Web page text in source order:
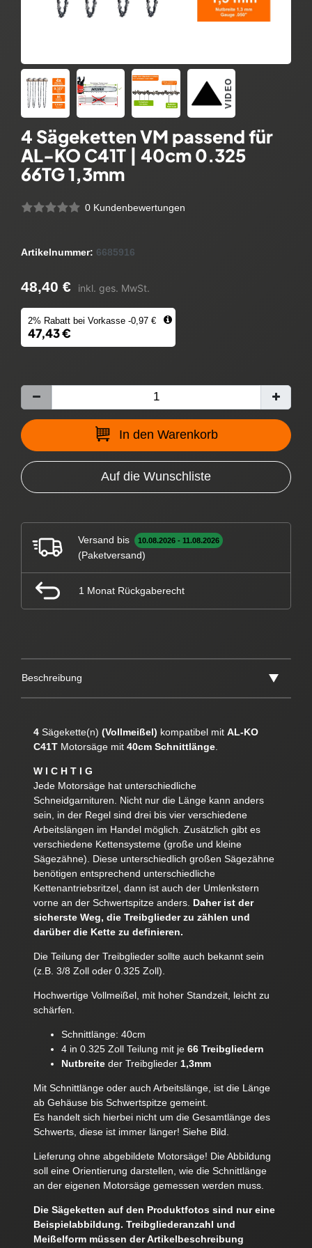
VIDEO
4 Sägeketten VM passend für
AL-KO C41T | 40cm 0.325
66TG 1,3mm
0 Kundenbewertungen
Artikelnummer: 6685916
48,40 € inkl. ges. MwSt.
2% Rabatt bei Vorkasse -0,97 €
47,43 €
In den Warenkorb
Auf die Wunschliste
Versand bis 10.08.2026 - 11.08.2026
(Paketversand)
1 Monat Rückgaberecht
Beschreibung
4Sägekette(n) (Vollmeißel) kompatibel mit AL-KO
C41TMotorsäge mit 40cm Schnittlänge.
W I C H T I G
Jede Motorsäge hat unterschiedliche
Schneidgarnituren. Nicht nur die Länge kann anders
sein, in der Regel sind drei bis vier verschiedene
Arbeitslängen im Handel möglich. Zusätzlich gibt es
verschiedene Kettensysteme (große und kleine
Sägezähne). Diese unterschiedlich großen Sägezähne
benötigen entsprechend unterschiedliche
Kettenantriebsritzel, dann ist auch der Umlenkstern
vorne an der Schwertspitze anders. Daher ist der
sicherste Weg, die Treibglieder zu zählen und
darüber die Kette zu definieren.
Die Teilung der Treibglieder sollte auch bekannt sein
(z.B. 3/8 Zoll oder 0.325 Zoll).
Hochwertige Vollmeißel, mit hoher Standzeit, leicht zu
schärfen.
Schnittlänge: 40cm
4 in 0.325 Zoll Teilung mit je 66 Treibgliedern
Nutbreiteder Treibglieder 1,3mm
Mit Schnittlänge oder auch Arbeitslänge, ist die Länge
ab Gehäuse bis Schwertspitze gemeint.
Es handelt sich hierbei nicht um die Gesamtlänge des
Schwerts, diese ist immer länger! Siehe Bild.
Lieferung ohne abgebildete Motorsäge! Die Abbildung
soll eine Orientierung darstellen, wie die Schnittlänge
an der eigenen Motorsäge gemessen werden muss.
Die Sägeketten auf den Produktfotos sind nur eine
Beispielabbildung. Treibgliederanzahl und
Meißelform müssen der Artikelbeschreibung